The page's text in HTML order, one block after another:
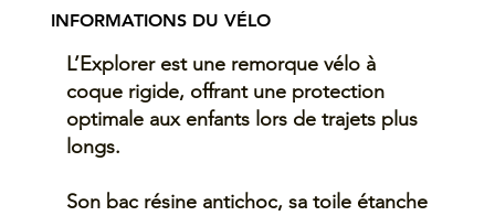
INFORMATIONS DU VÉLO
L’Explorer est une remorque vélo à
coque rigide, offrant une protection
optimale aux enfants lors de trajets plus
longs.
Son bac résine antichoc, sa toile étanche